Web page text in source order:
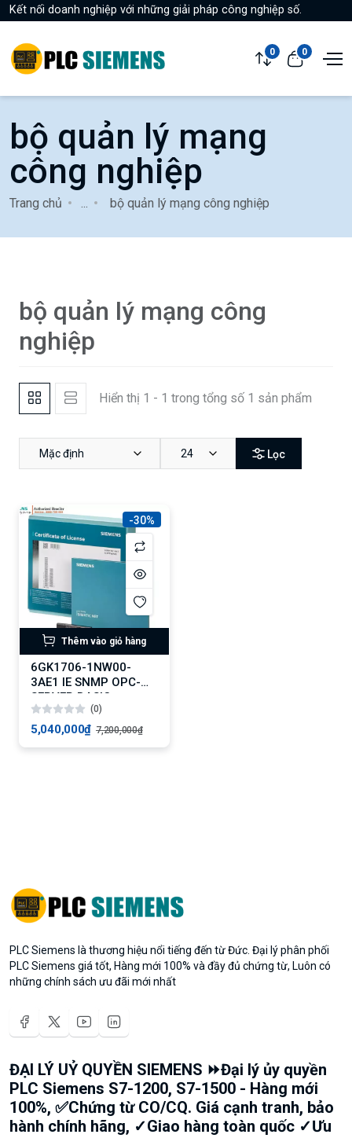
Kết nối doanh nghiệp với những giải pháp công nghiệp số.
0 0
bộ quản lý mạng
công nghiệp
Trang chủ bộ quản lý mạng công nghiệp
bộ quản lý mạng công
nghiệp
Hiển thị 1 - 1 trong tổng số 1 sản phẩm
Mặc định 24 Lọc
-30%
Thêm vào giỏ hàng
6GK1706-1NW00-
3AE1 IE SNMP OPC-
SERVER BASIC
UPGRADE 2005
(0)
5,040,000₫ 7,200,000₫
PLC Siemens là thương hiệu nổi tiếng đến từ Đức. Đại lý phân phối
PLC Siemens giá tốt, Hàng mới 100% và đầy đủ chứng từ, Luôn có
những chính sách ưu đãi mới nhất
ĐẠI LÝ UỶ QUYỀN SIEMENS ⏩Đại lý ủy quyền
PLC Siemens S7-1200, S7-1500 - Hàng mới
100%, ✅Chứng từ CO/CQ. Giá cạnh tranh, bảo
hành chính hãng, ✓Giao hàng toàn quốc ✓Ưu